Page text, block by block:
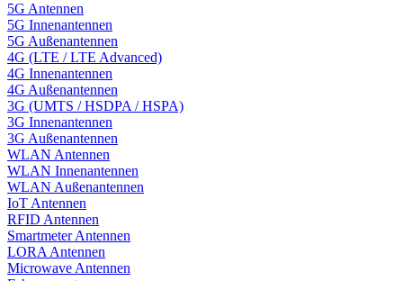
5G Antennen
5G Innenantennen
5G Außenantennen
4G (LTE / LTE Advanced)
4G Innenantennen
4G Außenantennen
3G (UMTS / HSDPA / HSPA)
3G Innenantennen
3G Außenantennen
WLAN Antennen
WLAN Innenantennen
WLAN Außenantennen
IoT Antennen
RFID Antennen
Smartmeter Antennen
LORA Antennen
Microwave Antennen